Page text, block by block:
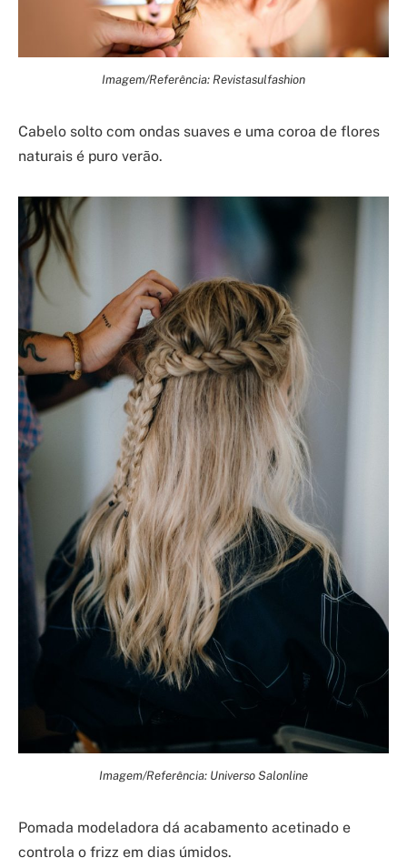
Imagem/Referência: Revistasulfashion
Cabelo solto com ondas suaves e uma coroa de flores
naturais é puro verão.
Imagem/Referência: Universo Salonline
Pomada modeladora dá acabamento acetinado e
controla o frizz em dias úmidos.